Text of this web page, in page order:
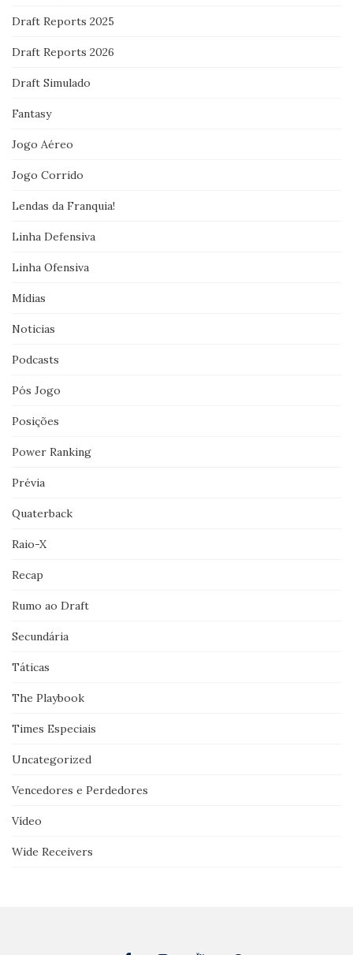
Draft Reports 2025
Draft Reports 2026
Draft Simulado
Fantasy
Jogo Aéreo
Jogo Corrido
Lendas da Franquia!
Linha Defensiva
Linha Ofensiva
Mídias
Noticias
Podcasts
Pós Jogo
Posições
Power Ranking
Prévia
Quaterback
Raio-X
Recap
Rumo ao Draft
Secundária
Táticas
The Playbook
Times Especiais
Uncategorized
Vencedores e Perdedores
Vídeo
Wide Receivers